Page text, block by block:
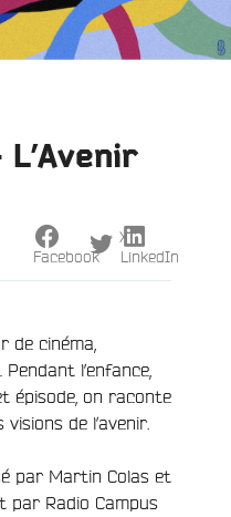
de cinéma,
l’enfance,
épisode, on raconte
de l’avenir.
par Martin Colas et
par Radio Campus
Facebook
X
LinkedIn